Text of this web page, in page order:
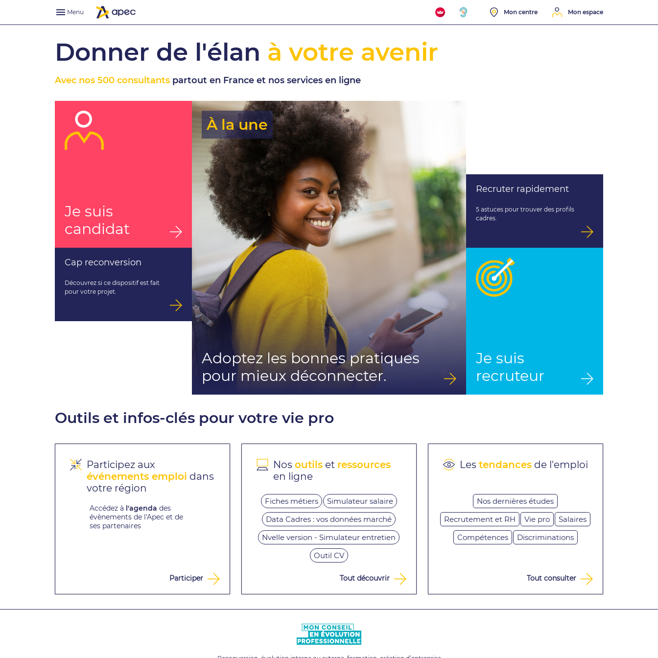
Menu Mon centre Mon espace
Donner de l'élan à votre avenir
Avec nos 500 consultants partout en France et nos services en ligne
Je suis
candidat
Cap reconversion
Découvrez si ce dispositif est fait
pour votre projet.
À la une
Adoptez les bonnes pratiques
pour mieux déconnecter.
Recruter rapidement
5 astuces pour trouver des profils
cadres.
Je suis
recruteur
Outils et infos-clés pour votre vie pro
Participez aux
événements emploi dans
votre région
Accédez à l'agenda des
évènements de l'Apec et de
ses partenaires
Participer
Nos outilset ressources
en ligne
Fiches métiers
Simulateur salaire
Data Cadres : vos données marché
Nvelle version - Simulateur entretien
Outil CV
Tout découvrir
Les tendancesde l'emploi
Nos dernières études
Recrutement et RH
Vie pro
Salaires
Compétences
Discriminations
Tout consulter